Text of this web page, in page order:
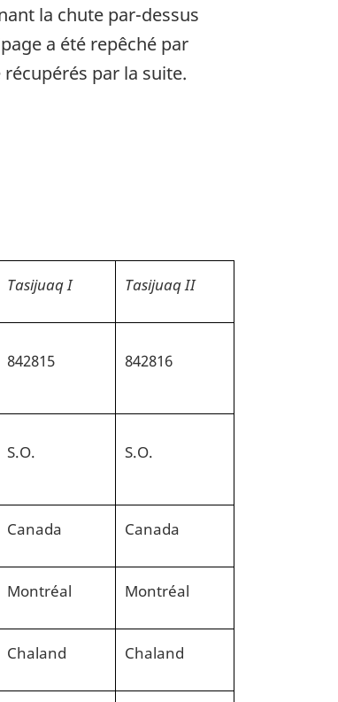
la chute par-dessus
a été repêché par
par la suite.
Tasijuaq I Tasijuaq II
842815 842816
S.O. S.O.
Canada Canada
Montréal Montréal
Chaland Chaland